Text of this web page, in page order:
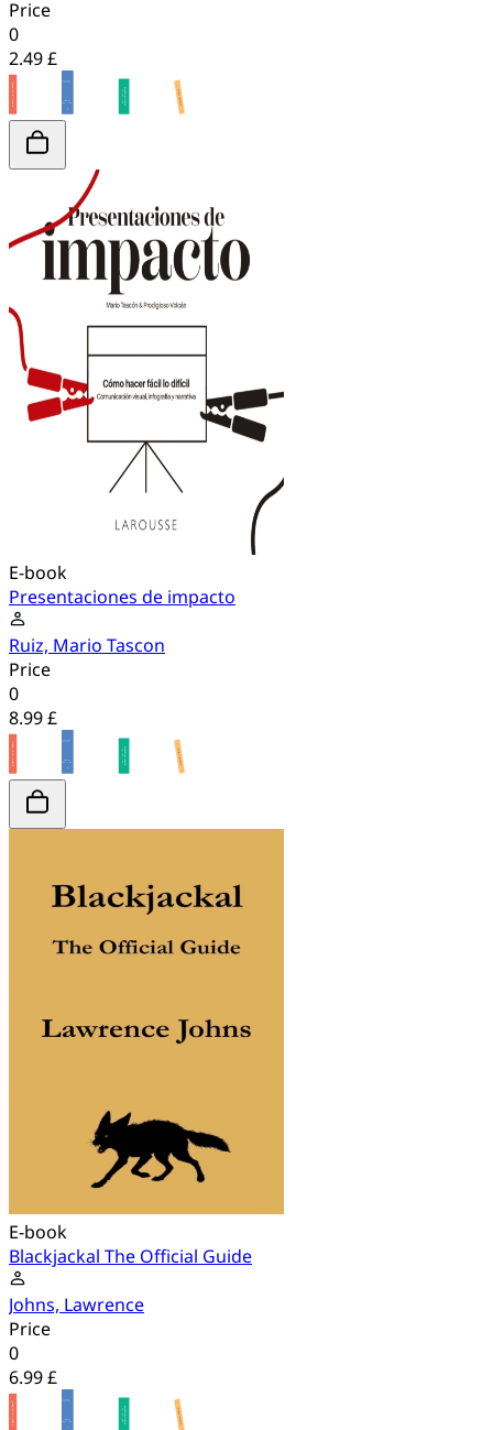
Price
0
2.49 £
E-book
Presentaciones de impacto
Ruiz, Mario Tascon
Price
0
8.99 £
E-book
Blackjackal The Official Guide
Johns, Lawrence
Price
0
6.99 £